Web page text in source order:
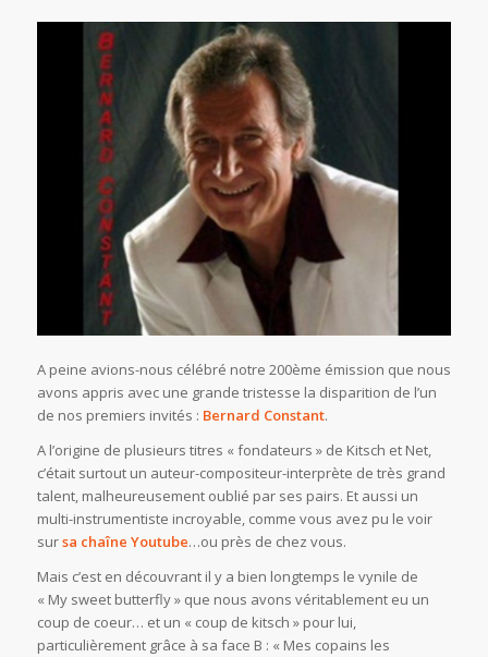
A peine avions-nous célébré notre 200ème émission que nous
avons appris avec une grande tristesse la disparition de l’un
de nos premiers invités : Bernard Constant.
A l’origine de plusieurs titres « fondateurs » de Kitsch et Net,
c’était surtout un auteur-compositeur-interprète de très grand
talent, malheureusement oublié par ses pairs. Et aussi un
multi-instrumentiste incroyable, comme vous avez pu le voir
sursa chaîne Youtube…ou près de chez vous.
Mais c’est en découvrant il y a bien longtemps le vynile de
« My sweet butterfly » que nous avons véritablement eu un
coup de coeur… et un « coup de kitsch » pour lui,
particulièrement grâce à sa face B : « Mes copains les